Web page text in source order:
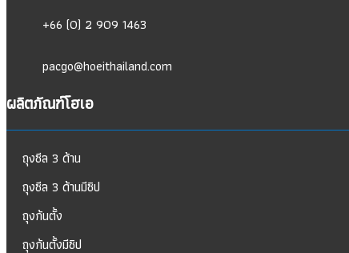
+66 (0) 2 909 1463
pacgo@hoeithailand.com
ผลิตภัณฑ์โฮเอ
ถุงซีล 3 ด้าน
ถุงซีล 3 ด้านมีซิป
ถุงก้นตั้ง
ถุงก้นตั้งมีซิป